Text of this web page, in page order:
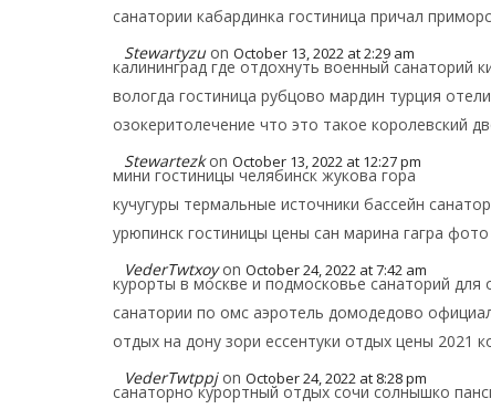
санатории кабардинка гостиница причал
Stewartyzu on October 13, 2022 at 2:29 am
калининград где отдохнуть военный санаторий
вологда гостиница рубцово мардин турция
озокеритолечение что это такое королевский
Stewartezk on October 13, 2022 at 12:27 pm
мини гостиницы челябинск жукова гора
кучугуры термальные источники бассейн
урюпинск гостиницы цены сан марина гагра
VederTwtxoy on October 24, 2022 at 7:42 am
курорты в москве и подмосковье санаторий для
санатории по омс аэротель домодедово
отдых на дону зори ессентуки отдых цены 2021
VederTwtppj on October 24, 2022 at 8:28 pm
санаторно курортный отдых сочи солнышко